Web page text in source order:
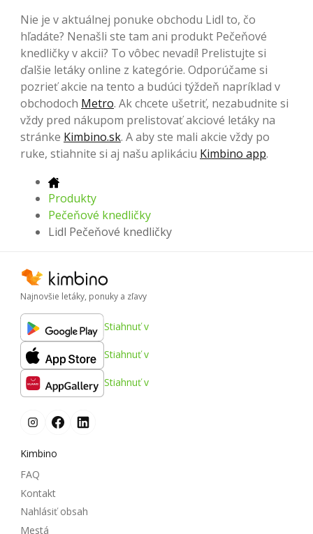
Nie je v aktuálnej ponuke obchodu Lidl to, čo
hľadáte? Nenašli ste tam ani produkt Pečeňové
knedličky v akcii? To vôbec nevadí! Prelistujte si
ďalšie letáky online z kategórie. Odporúčame si
pozrieť akcie na tento a budúci týždeň napríklad v
obchodoch Metro. Ak chcete ušetriť, nezabudnite si
vždy pred nákupom prelistovať akciové letáky na
stránke Kimbino.sk. A aby ste mali akcie vždy po
ruke, stiahnite si aj našu aplikáciu Kimbino app.
Produkty
Pečeňové knedličky
Lidl Pečeňové knedličky
Najnovšie letáky, ponuky a zľavy
Stiahnuť v
Stiahnuť v
Stiahnuť v
Kimbino
FAQ
Kontakt
Nahlásiť obsah
Mestá